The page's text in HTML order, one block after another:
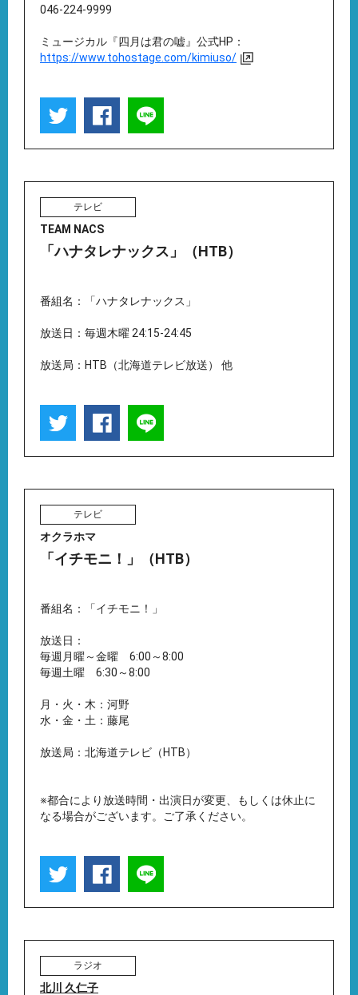
046-224-9999
ミュージカル『四月は君の嘘』公式HP：
https://www.tohostage.com/kimiuso/
テレビ
TEAM NACS
「ハナタレナックス」（HTB）
番組名：「ハナタレナックス」
放送日：毎週木曜 24:15-24:45
放送局：HTB（北海道テレビ放送） 他
テレビ
オクラホマ
「イチモニ！」（HTB）
番組名：「イチモニ！」
放送日：
毎週月曜～金曜 6:00～8:00
毎週土曜 6:30～8:00
月・火・木：河野
水・金・土：藤尾
放送局：北海道テレビ（HTB）
※都合により放送時間・出演日が変更、もしくは休止に
なる場合がございます。ご了承ください。
ラジオ
北川 久仁子